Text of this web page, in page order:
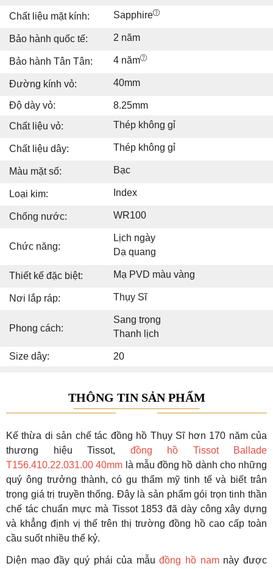
Chất liệu mặt kính: Sapphire
Bảo hành quốc tế: 2 năm
Bảo hành Tân Tân: 4 năm
Đường kính vỏ: 40mm
Độ dày vỏ:
8.25mm
Chất liệu vỏ:
Thép không gỉ
Chất liệu dây: Thép không gỉ
Màu mặt số: Bạc
Loại kim: Index
Chống nước: WR100
Chức năng:
Lịch ngày
Dạ quang
Thiết kế đặc biệt: Mạ PVD màu vàng
Nơi lắp ráp: Thụy Sĩ
Phong cách:
Sang trọng
Thanh lịch
Size dây: 20
THÔNG TIN SẢN PHẨM
Kế thừa di sản chế tác đồng hồ Thụy Sĩ hơn 170 năm của
thương hiệu Tissot, đồng hồ Tissot Ballade
T156.410.22.031.00 40mm là mẫu đồng hồ dành cho những
quý ông trưởng thành, có gu thẩm mỹ tinh tế và biết trân
trọng giá trị truyền thống. Đây là sản phẩm gói trọn tinh thần
chế tác chuẩn mực mà Tissot 1853 đã dày công xây dựng
và khẳng định vị thế trên thị trường đồng hồ cao cấp toàn
cầu suốt nhiều thế kỷ.
Diện mạo đầy quý phái của mẫuđồng hồ namnày được